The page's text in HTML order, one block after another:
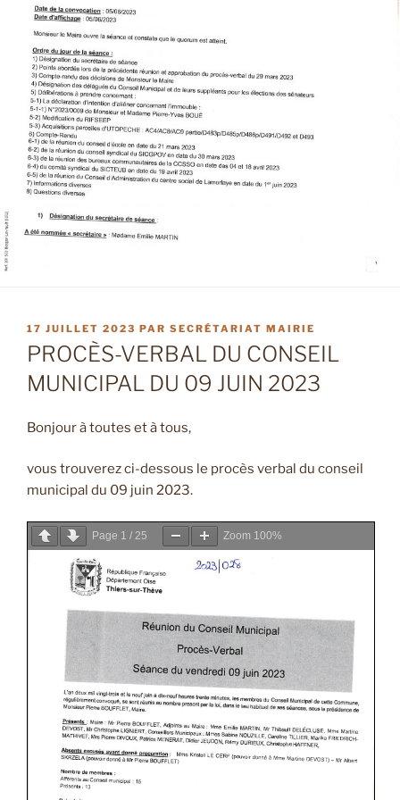
PUBLIÉ
LE
17 JUILLET 2023 PAR SECRÉTARIAT MAIRIE
PROCÈS-VERBAL DU CONSEIL
MUNICIPAL DU 09 JUIN 2023
Bonjour à toutes et à tous,
vous trouverez ci-dessous le procès verbal du conseil
municipal du 09 juin 2023.
Page 1 / 25 Zoom 100%